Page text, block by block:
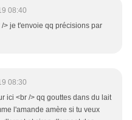
08:40
> je t'envoie qq précisions par
08:30
ici <br /> qq gouttes dans du lait
l'amande amère si tu veux